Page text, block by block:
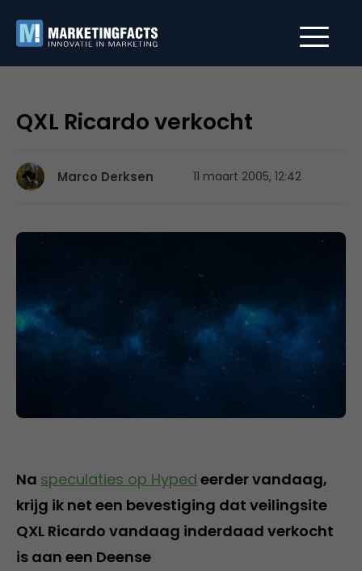
QXL Ricardo verkocht
Marco Derksen 11 maart 2005, 12:42
Na speculaties op Hyped eerder vandaag,
krijg ik net een bevestiging dat veilingsite
QXL Ricardo vandaag inderdaad verkocht
is aan een Deense